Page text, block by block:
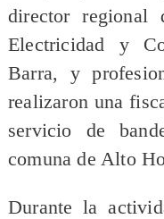
director regional
Electricidad y
Barra, y
realizaron una
servicio de
comuna de Alto
Durante la